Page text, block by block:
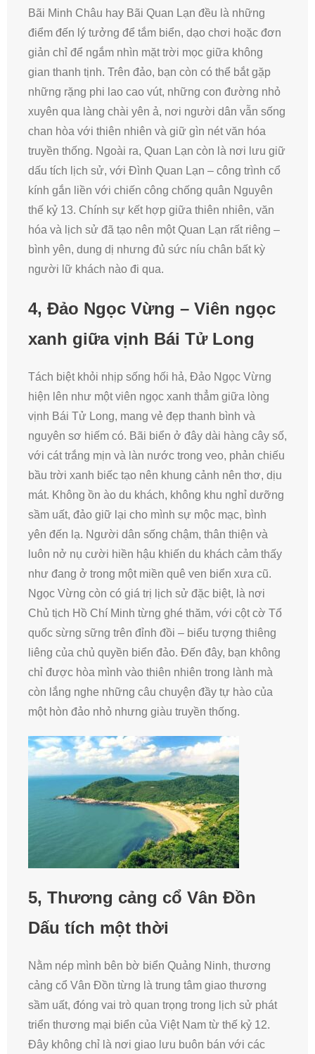
Bãi Minh Châu hay Bãi Quan Lạn đều là những
điểm đến lý tưởng để tắm biển, dạo chơi hoặc đơn
giản chỉ để ngắm nhìn mặt trời mọc giữa không
gian thanh tịnh. Trên đảo, bạn còn có thể bắt gặp
những rặng phi lao cao vút, những con đường nhỏ
xuyên qua làng chài yên ả, nơi người dân vẫn sống
chan hòa với thiên nhiên và giữ gìn nét văn hóa
truyền thống. Ngoài ra, Quan Lạn còn là nơi lưu giữ
dấu tích lịch sử, với Đình Quan Lạn – công trình cổ
kính gắn liền với chiến công chống quân Nguyên
thế kỷ 13. Chính sự kết hợp giữa thiên nhiên, văn
hóa và lịch sử đã tạo nên một Quan Lạn rất riêng –
bình yên, dung dị nhưng đủ sức níu chân bất kỳ
người lữ khách nào đi qua.
4, Đảo Ngọc Vừng – Viên ngọc
xanh giữa vịnh Bái Tử Long
Tách biệt khỏi nhịp sống hối hả, Đảo Ngọc Vừng
hiện lên như một viên ngọc xanh thẳm giữa lòng
vịnh Bái Tử Long, mang vẻ đẹp thanh bình và
nguyên sơ hiếm có. Bãi biển ở đây dài hàng cây số,
với cát trắng mịn và làn nước trong veo, phản chiếu
bầu trời xanh biếc tạo nên khung cảnh nên thơ, dịu
mát. Không ồn ào du khách, không khu nghỉ dưỡng
sầm uất, đảo giữ lại cho mình sự mộc mạc, bình
yên đến lạ. Người dân sống chậm, thân thiện và
luôn nở nụ cười hiền hậu khiến du khách cảm thấy
như đang ở trong một miền quê ven biển xưa cũ.
Ngọc Vừng còn có giá trị lịch sử đặc biệt, là nơi
Chủ tịch Hồ Chí Minh từng ghé thăm, với cột cờ Tổ
quốc sừng sững trên đỉnh đồi – biểu tượng thiêng
liêng của chủ quyền biển đảo. Đến đây, bạn không
chỉ được hòa mình vào thiên nhiên trong lành mà
còn lắng nghe những câu chuyện đầy tự hào của
một hòn đảo nhỏ nhưng giàu truyền thống.
5, Thương cảng cổ Vân Đồn
Dấu tích một thời
Nằm nép mình bên bờ biển Quảng Ninh, thương
cảng cổ Vân Đồn từng là trung tâm giao thương
sầm uất, đóng vai trò quan trọng trong lịch sử phát
triển thương mại biển của Việt Nam từ thế kỷ 12.
Đây không chỉ là nơi giao lưu buôn bán với các